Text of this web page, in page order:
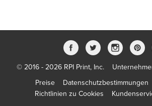
© 2016 - 2026 RPI Print, Inc.
Preise
Datenschutzbestimmungen
Richtlinien zu Cookies